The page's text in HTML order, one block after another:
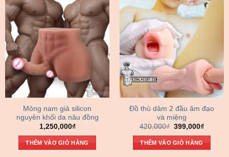
Mông nam giả silicon
nguyên khối da nâu đồng
1,250,000₫
THÊM VÀO GIỎ HÀNG
Đồ thủ dâm 2 đầu âm đạo
và miệng
420,000₫ Giá
là:
420,000₫.
399,000₫Giá
THÊM VÀO GIỎ HÀNG